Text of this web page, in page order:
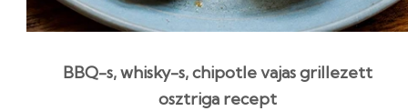
BBQ-s, whisky-s, chipotle vajas grillezett
osztriga recept